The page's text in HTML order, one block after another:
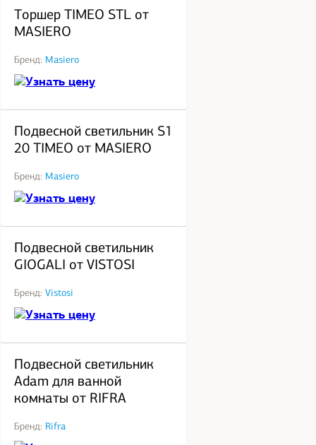
Торшер TIMEO STL от
MASIERO
Бренд: Masiero
Узнать цену
Подвесной светильник S1
20 TIMEO от MASIERO
Бренд: Masiero
Узнать цену
Подвесной светильник
GIOGALI от VISTOSI
Бренд: Vistosi
Узнать цену
Подвесной светильник
Adam для ванной
комнаты от RIFRA
Бренд: Rifra